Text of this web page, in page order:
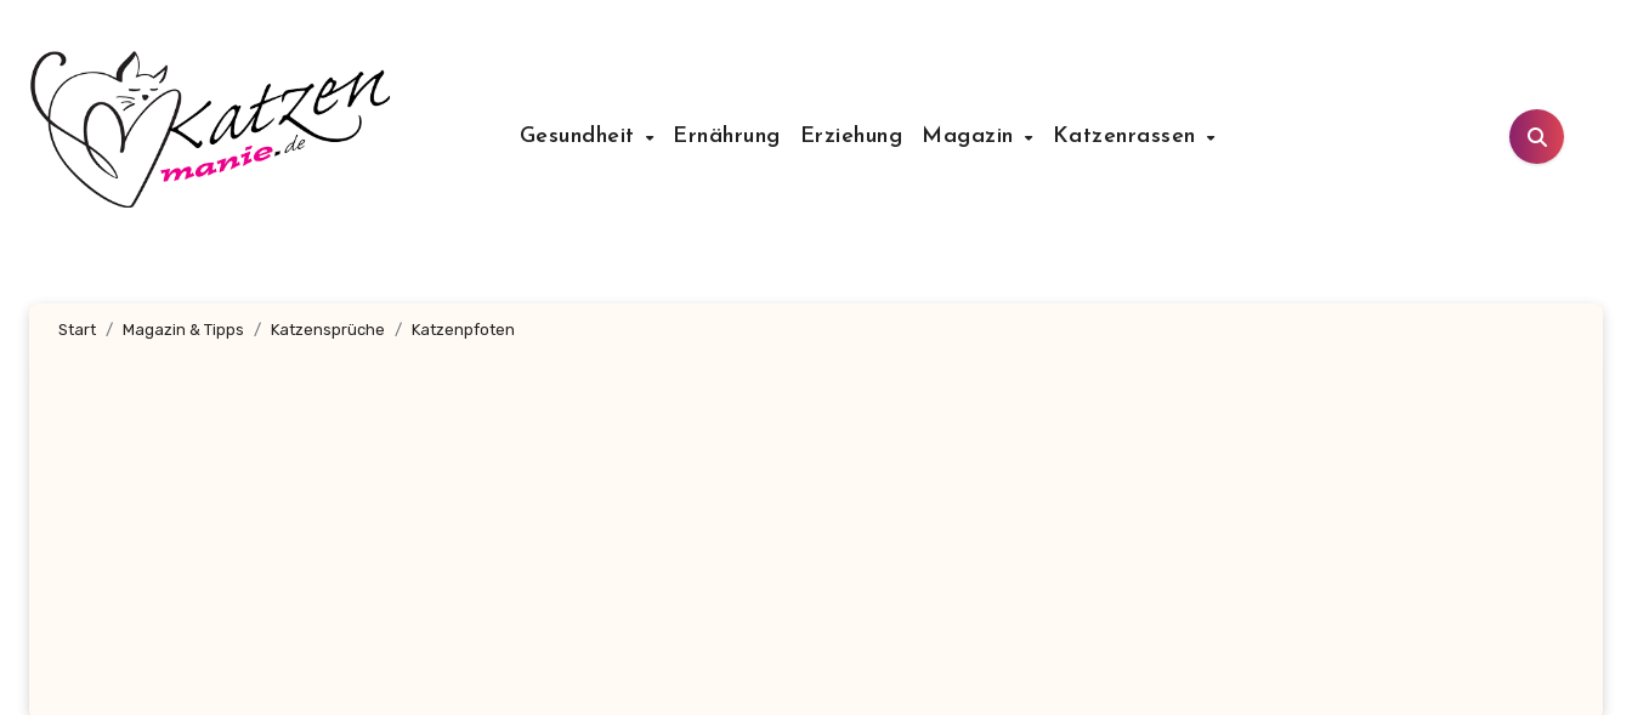
Inhalt
springen
Gesundheit Ernährung Erziehung Magazin Katzenrassen
Start Magazin & Tipps Katzensprüche Katzenpfoten